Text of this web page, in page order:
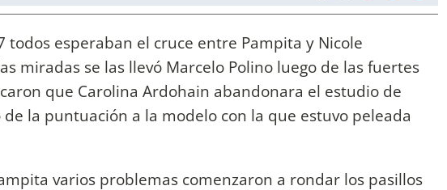
todos esperaban el cruce entre Pampita y Nicole
miradas se las llevó Marcelo Polino luego de las fuertes
que Carolina Ardohain abandonara el estudio de
la puntuación a la modelo con la que estuvo peleada
varios problemas comenzaron a rondar los pasillos